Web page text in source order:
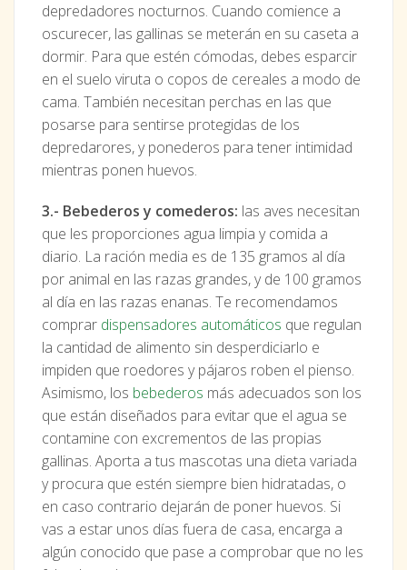
depredadores nocturnos. Cuando comience a
oscurecer, las gallinas se meterán en su caseta a
dormir. Para que estén cómodas, debes esparcir
en el suelo viruta o copos de cereales a modo de
cama. También necesitan perchas en las que
posarse para sentirse protegidas de los
depredarores, y ponederos para tener intimidad
mientras ponen huevos.
3.- Bebederos y comederos: las aves necesitan
que les proporciones agua limpia y comida a
diario. La ración media es de 135 gramos al día
por animal en las razas grandes, y de 100 gramos
al día en las razas enanas. Te recomendamos
comprar dispensadores automáticos que regulan
la cantidad de alimento sin desperdiciarlo e
impiden que roedores y pájaros roben el pienso.
Asimismo, los bebederos más adecuados son los
que están diseñados para evitar que el agua se
contamine con excrementos de las propias
gallinas. Aporta a tus mascotas una dieta variada
y procura que estén siempre bien hidratadas, o
en caso contrario dejarán de poner huevos. Si
vas a estar unos días fuera de casa, encarga a
algún conocido que pase a comprobar que no les